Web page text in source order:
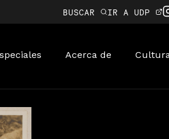
BUSCAR IR A UDP
Acerca de